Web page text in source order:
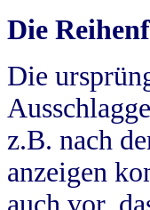
Die
Die
z.B. nach
anzeigen